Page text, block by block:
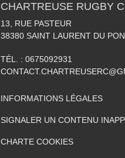
CHARTREUSE RUGBY
13, RUE PASTEUR
38380 SAINT LAURENT DU
TÉL. : 0675092931
INFORMATIONS LÉGALES
SIGNALER UN CONTENU
CHARTE COOKIES